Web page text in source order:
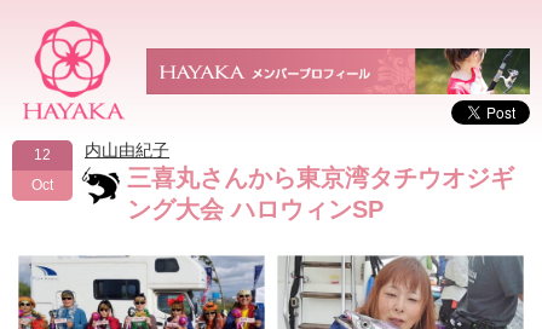
12
Oct
内山由紀子
三喜丸さんから東京湾タチウオジギ
ング大会 ハロウィンSP